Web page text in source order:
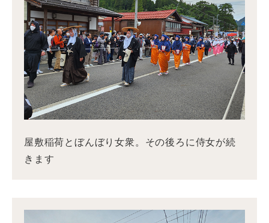
屋敷稲荷とぼんぼり女衆。その後ろに侍女が続
きます